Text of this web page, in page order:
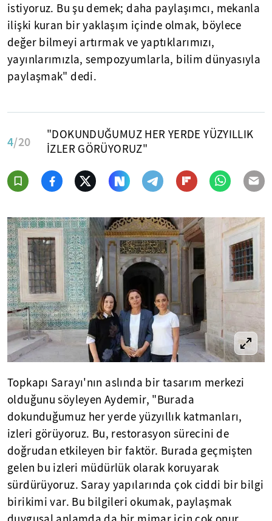
istiyoruz. Bu şu demek; daha paylaşımcı, mekanla
ilişki kuran bir yaklaşım içinde olmak, böylece
değer bilmeyi artırmak ve yaptıklarımızı,
yayınlarımızla, sempozyumlarla, bilim dünyasıyla
paylaşmak" dedi.
4/20
"DOKUNDUĞUMUZ HER YERDE YÜZYILLIK
İZLER GÖRÜYORUZ"
Topkapı Sarayı'nın aslında bir tasarım merkezi
olduğunu söyleyen Aydemir, "Burada
dokunduğumuz her yerde yüzyıllık katmanları,
izleri görüyoruz. Bu, restorasyon sürecini de
doğrudan etkileyen bir faktör. Burada geçmişten
gelen bu izleri müdürlük olarak koruyarak
sürdürüyoruz. Saray yapılarında çok ciddi bir bilgi
birikimi var. Bu bilgileri okumak, paylaşmak